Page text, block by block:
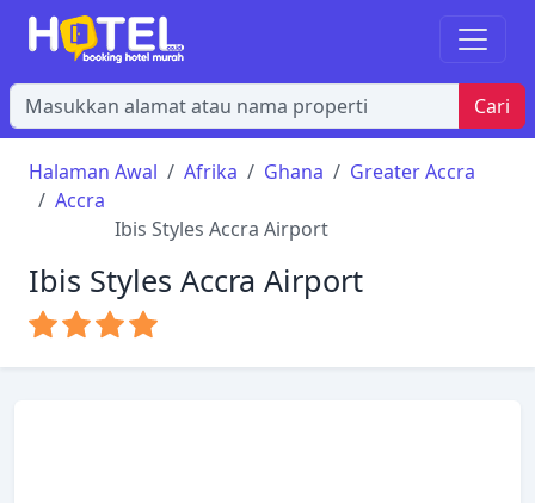
Cari
Halaman Awal Afrika Ghana
Greater Accra
Accra
Ibis Styles Accra Airport
Ibis Styles Accra Airport